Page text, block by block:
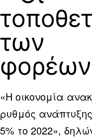
των
φορέων
«Η οικονομία
ρυθμός
5% το 2022»,